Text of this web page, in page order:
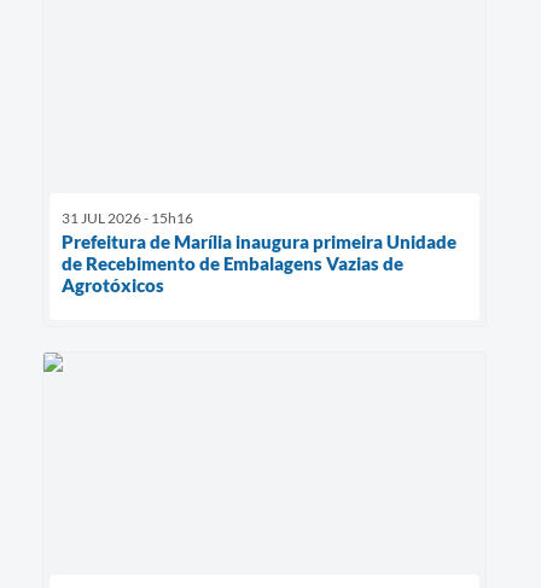
31 JUL 2026 - 15h16
Prefeitura de Marília inaugura primeira Unidade
de Recebimento de Embalagens Vazias de
Agrotóxicos